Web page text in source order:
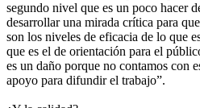
segundo nivel que es un poco hacer
desarrollar una mirada crítica para
son los niveles de eficacia de lo que
que es el de orientación para el
es un daño porque no contamos con
apoyo para difundir el trabajo”.